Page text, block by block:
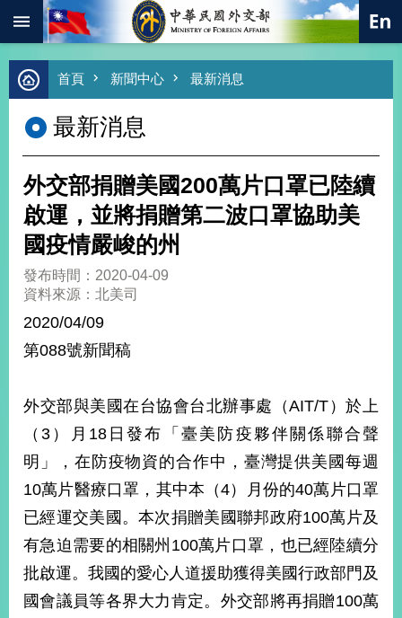
跳到主要內容區塊
進
階
尋
熱
總
合
外
交
值
經
濟
不
落
國
台
海
和
平
護
首頁 新聞中心 最新消息
最新消息
外交部捐贈美國200萬片口罩已陸續
啟運，並將捐贈第二波口罩協助美
國疫情嚴峻的州
發布時間：2020-04-09
資料來源：北美司
2020/04/09
第088號新聞稿
外交部與美國在台協會台北辦事處（AIT/T）於上
（3）月18日發布「臺美防疫夥伴關係聯合聲
明」，在防疫物資的合作中，臺灣提供美國每週
10萬片醫療口罩，其中本（4）月份的40萬片口罩
已經運交美國。本次捐贈美國聯邦政府100萬片及
有急迫需要的相關州100萬片口罩，也已經陸續分
批啟運。我國的愛心人道援助獲得美國行政部門及
國會議員等各界大力肯定。外交部將再捐贈100萬